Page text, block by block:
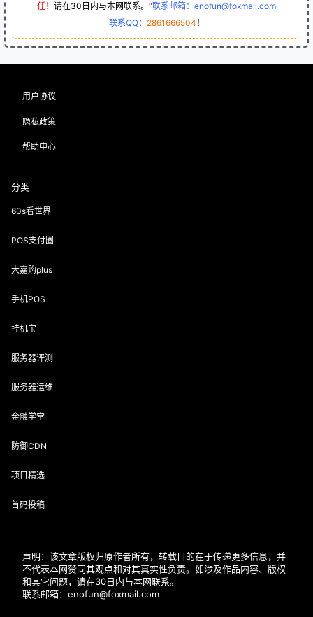
任！ 请在30日内与本网联系。 “联系邮箱：enofun@foxmail.com
联系QQ： 2861666504 ！
用户协议
隐私政策
帮助中心
分类
60s看世界
POS支付圈
大嘉购plus
手机POS
挂机宝
服务器评测
服务器运维
金融学堂
防御CDN
项目精选
首码投稿
声明：该文章版权归原作者所有，转载目的在于传递更多信息，并
不代表本网赞同其观点和对其真实性负责。如涉及作品内容、版权
和其它问题，请在30日内与本网联系。
联系邮箱：enofun@foxmail.com